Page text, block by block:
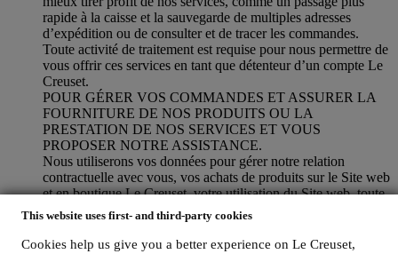
This website uses first- and third-party cookies
Cookies help us give you a better experience on Le Creuset,
rapide à la caisse et la sauvegarde de multiples adresses
d’expédition ou de consulter et de tracer les commandes.
Toute activité de traitement est requise pour nous permettre de
vous offrir ces services en tant que détenteur d’un compte Le
Creuset.
POUR GÉRER VOS COMMANDES ET ASSURER LA
FOURNITURE DE NOS PRODUITS OU LA
PRESTATION DE NOS SERVICES ET VOUS
PROPOSER NOTRE ASSISTANCE.
Nous utiliserons vos données pour gérer notre relation
contractuelle avec vous, vos achats de produits sur le Site web
et en boutique Le Creuset, votre utilisation du Site web, toute
assistance après-vente ultérieure ou votre participation à nos
concours. Nous pourrons avoir à traiter certaines données
vous concernant pour gérer nos obligations administratives